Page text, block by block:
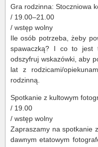
Gra rodzinna: Stoczniowa
/ 19.00–21.00
/ wstęp wolny
Ile osób potrzeba, żeby
spawaczką? I co to jest
odszyfruj wskazówki, aby
lat z rodzicami/
rodzinną.
Spotkanie z kultowym
/ 19.00
/ wstęp wolny
Zapraszamy na spotkanie
dawnym etatowym